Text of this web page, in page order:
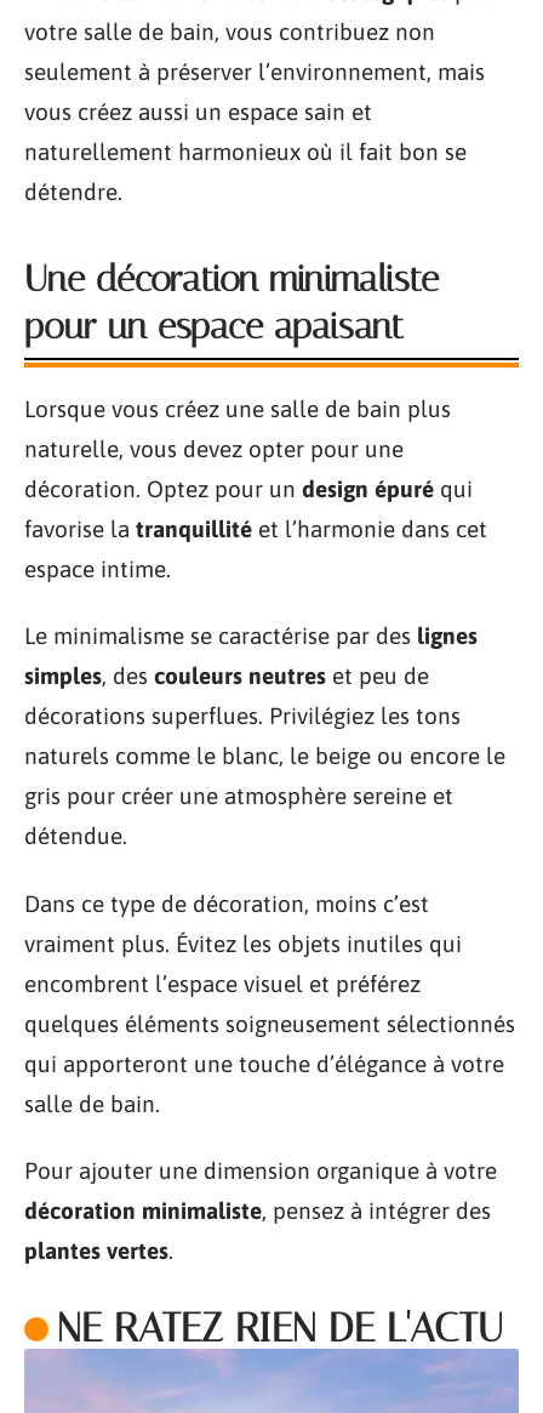
votre salle de bain, vous contribuez non
seulement à préserver l’environnement, mais
vous créez aussi un espace sain et
naturellement harmonieux où il fait bon se
détendre.
Une décoration minimaliste
pour un espace apaisant
Lorsque vous créez une salle de bain plus
naturelle, vous devez opter pour une
décoration. Optez pour un design épuré qui
favorise la tranquillité et l’harmonie dans cet
espace intime.
Le minimalisme se caractérise par des lignes
simples, des couleurs neutres et peu de
décorations superflues. Privilégiez les tons
naturels comme le blanc, le beige ou encore le
gris pour créer une atmosphère sereine et
détendue.
Dans ce type de décoration, moins c’est
vraiment plus. Évitez les objets inutiles qui
encombrent l’espace visuel et préférez
quelques éléments soigneusement sélectionnés
qui apporteront une touche d’élégance à votre
salle de bain.
Pour ajouter une dimension organique à votre
décoration minimaliste, pensez à intégrer des
plantes vertes.
NE RATEZ RIEN DE L'ACTU